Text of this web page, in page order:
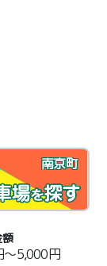
南京町
額
～5,000円